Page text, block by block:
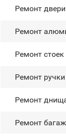
Ремонт
Ремонт
Ремонт
Ремонт
Ремонт
Ремонт